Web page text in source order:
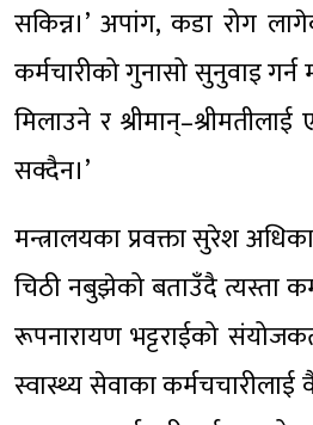
सकिन्न।’ अपांग, कडा रोग
कर्मचारीको गुनासो सुनुवाइ
मिलाउने र
सक्दैन।’
मन्त्रालयका प्रवक्ता सुरेश
चिठी नबुझेको बताउँदै त्यस्ता
रूपनारायण भट्टराईको
स्वास्थ्य सेवाका